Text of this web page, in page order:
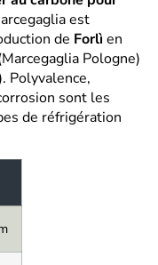
est
de Forlì en
Pologne)
Polyvalence,
sont les
de réfrigération